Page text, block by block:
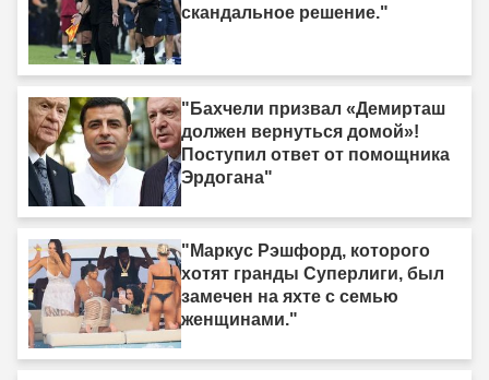
скандальное решение."
"Бахчели призвал «Демирташ
должен вернуться домой»!
Поступил ответ от помощника
Эрдогана"
"Маркус Рэшфорд, которого
хотят гранды Суперлиги, был
замечен на яхте с семью
женщинами."